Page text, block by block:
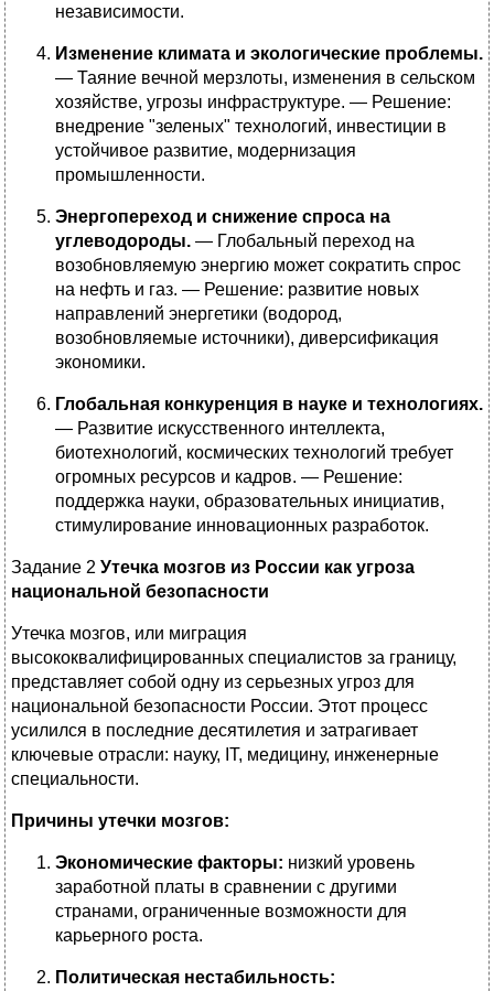
независимости.
Изменение климата и экологические проблемы.
— Таяние вечной мерзлоты, изменения в сельском
хозяйстве, угрозы инфраструктуре. — Решение:
внедрение "зеленых" технологий, инвестиции в
устойчивое развитие, модернизация
промышленности.
Энергопереход и снижение спроса на
углеводороды. — Глобальный переход на
возобновляемую энергию может сократить спрос
на нефть и газ. — Решение: развитие новых
направлений энергетики (водород,
возобновляемые источники), диверсификация
экономики.
Глобальная конкуренция в науке и технологиях.
— Развитие искусственного интеллекта,
биотехнологий, космических технологий требует
огромных ресурсов и кадров. — Решение:
поддержка науки, образовательных инициатив,
стимулирование инновационных разработок.
Задание 2 Утечка мозгов из России как угроза
национальной безопасности
Утечка мозгов, или миграция
высококвалифицированных специалистов за границу,
представляет собой одну из серьезных угроз для
национальной безопасности России. Этот процесс
усилился в последние десятилетия и затрагивает
ключевые отрасли: науку, IT, медицину, инженерные
специальности.
Причины утечки мозгов:
Экономические факторы: низкий уровень
заработной платы в сравнении с другими
странами, ограниченные возможности для
карьерного роста.
Политическая нестабильность: